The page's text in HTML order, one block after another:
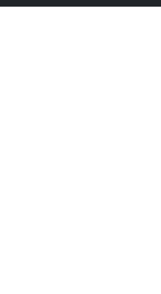
Umzug von Oberhausen nach